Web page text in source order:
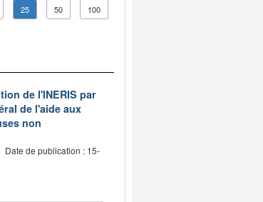
25 50 100
de l'INERIS par
de l'aide aux
non
Date de publication : 15-